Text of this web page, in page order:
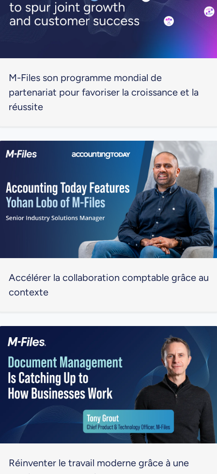
M-Files son programme mondial de
partenariat pour favoriser la croissance et la
réussite
Accélérer la collaboration comptable grâce au
contexte
Réinventer le travail moderne grâce à une